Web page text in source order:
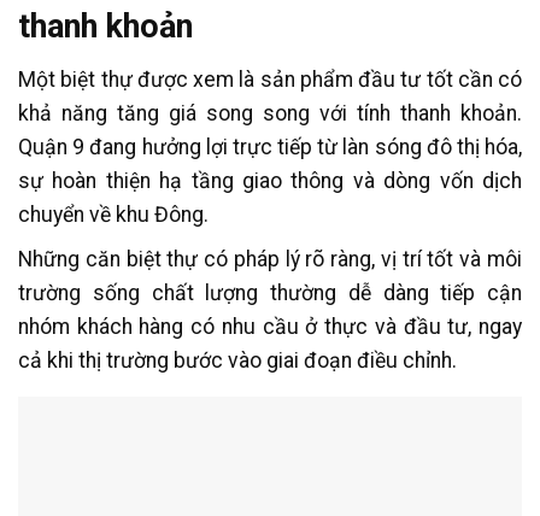
thanh khoản
Một biệt thự được xem là sản phẩm đầu tư tốt cần có
khả năng tăng giá song song với tính thanh khoản.
Quận 9 đang hưởng lợi trực tiếp từ làn sóng đô thị hóa,
sự hoàn thiện hạ tầng giao thông và dòng vốn dịch
chuyển về khu Đông.
Những căn biệt thự có pháp lý rõ ràng, vị trí tốt và môi
trường sống chất lượng thường dễ dàng tiếp cận
nhóm khách hàng có nhu cầu ở thực và đầu tư, ngay
cả khi thị trường bước vào giai đoạn điều chỉnh.